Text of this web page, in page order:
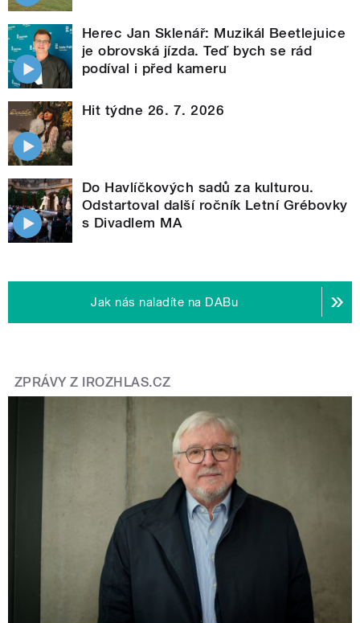
Herec Jan Sklenář: Muzikál Beetlejuice
je obrovská jízda. Teď bych se rád
podíval i před kameru
Hit týdne 26. 7. 2026
Do Havlíčkových sadů za kulturou.
Odstartoval další ročník Letní Grébovky
s Divadlem MA
Jak nás naladíte na DABu
ZPRÁVY Z IROZHLAS.CZ